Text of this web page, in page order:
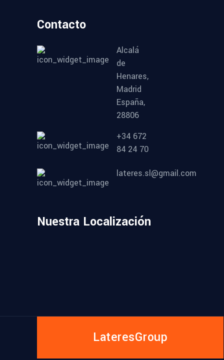
Contacto
Alcalá
de
Henares,
Madrid
España,
28806
+34 672
84 24 70
lateres.sl@gmail.com
Nuestra Localización
LateresGroup